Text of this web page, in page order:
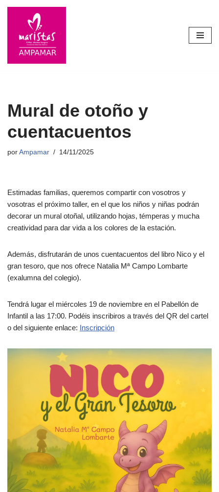
contenido
Mural de otoño y
cuentacuentos
por Ampamar 14/11/2025
Estimadas familias, queremos compartir con vosotros y
vosotras el próximo taller, en el que los niños y niñas podrán
decorar un mural otoñal, utilizando hojas, témperas y mucha
creatividad para dar vida a los colores de la estación.
Además, disfrutarán de unos cuentacuentos del libro Nico y el
gran tesoro, que nos ofrece Natalia Mª Campo Lombarte
(exalumna del colegio).
Tendrá lugar el miércoles 19 de noviembre en el Pabellón de
Infantil a las 17:00. Podéis inscribiros a través del QR del cartel
o del siguiente enlace: Inscripción